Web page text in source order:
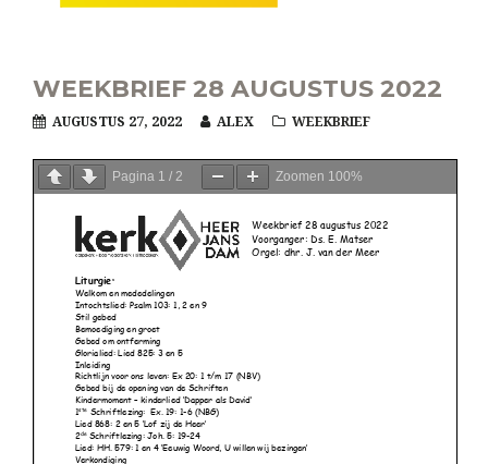
WEEKBRIEF 28 AUGUSTUS 2022
AUGUSTUS 27, 2022 ALEX WEEKBRIEF
Pagina 1 / 2 Zoomen 100%